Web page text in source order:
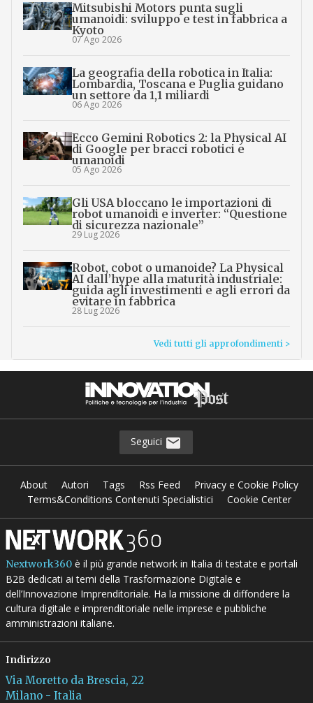
Mitsubishi Motors punta sugli
umanoidi: sviluppo e test in fabbrica a
Kyoto
07 Ago 2026
La geografia della robotica in Italia:
Lombardia, Toscana e Puglia guidano
un settore da 1,1 miliardi
06 Ago 2026
Ecco Gemini Robotics 2: la Physical AI
di Google per bracci robotici e
umanoidi
05 Ago 2026
Gli USA bloccano le importazioni di
robot umanoidi e inverter: “Questione
di sicurezza nazionale”
29 Lug 2026
Robot, cobot o umanoide? La Physical
AI dall’hype alla maturità industriale:
guida agli investimenti e agli errori da
evitare in fabbrica
28 Lug 2026
Vedi tutti gli approfondimenti >
Seguici
About Autori Tags Rss Feed
Privacy e Cookie Policy
Terms&Conditions Contenuti Specialistici
Cookie Center
Nextwork360è il più grande network in Italia di testate e portali
B2B dedicati ai temi della Trasformazione Digitale e
dell’Innovazione Imprenditoriale. Ha la missione di diffondere la
cultura digitale e imprenditoriale nelle imprese e pubbliche
amministrazioni italiane.
Indirizzo
Via Moretto da Brescia, 22
Milano - Italia